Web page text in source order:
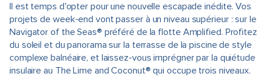
Il est temps d'opter pour une nouvelle escapade inédite. Vos
projets de week-end vont passer à un niveau supérieur : sur le
Navigator of the Seas® préféré de la flotte Amplified. Profitez
du soleil et du panorama sur la terrasse de la piscine de style
complexe balnéaire, et laissez-vous imprégner par la quiétude
insulaire au The Lime and Coconut® qui occupe trois niveaux.